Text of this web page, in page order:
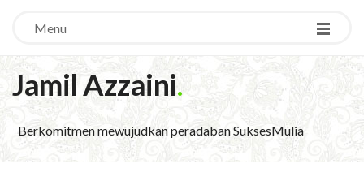
Menu
Jamil Azzaini.
Berkomitmen mewujudkan peradaban SuksesMulia